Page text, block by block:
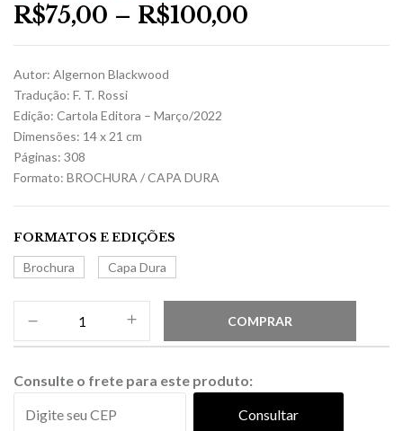
R$75,00 – R$100,00
Autor: Algernon Blackwood
Tradução: F. T. Rossi
Edição: Cartola Editora – Março/2022
Dimensões: 14 x 21 cm
Páginas: 308
Formato: BROCHURA / CAPA DURA
FORMATOS E EDIÇÕES
Brochura
Capa Dura
COMPRAR
Consulte o frete para este produto:
Consultar